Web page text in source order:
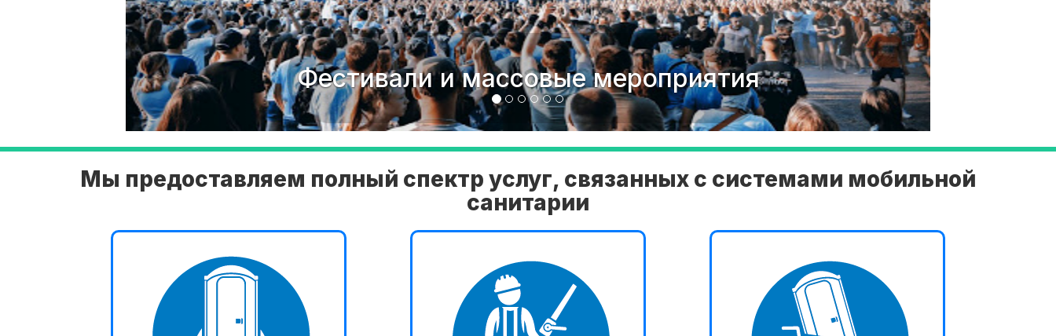
Фестивали и массовые мероприятия
Мы предоставляем полный спектр услуг, связанных с системами мобильной
санитарии